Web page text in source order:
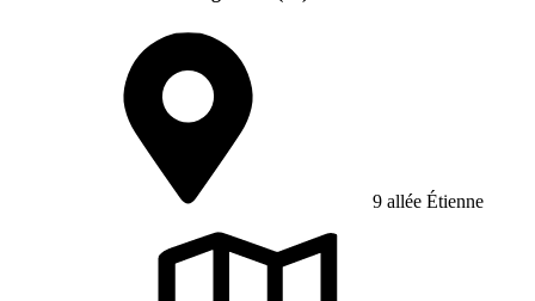
9 allée Étienne